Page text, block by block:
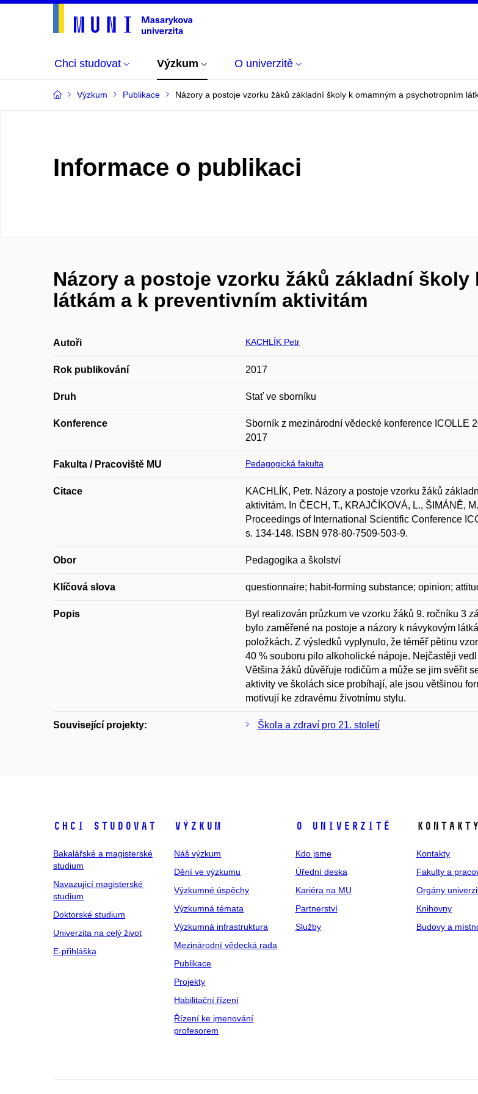
Chci studovat Výzkum O univerzitě
Výzkum Publikace Názory a postoje vzorku žáků základní školy k omamným a psychotropním
Informace o publikaci
Názory a postoje vzorku žáků základní
látkám a k preventivním aktivitám
Autoři KACHLÍK Petr
Rok publikování 2017
Druh Stať ve sborníku
Konference
Sborník z mezinárodní vědecké konference ICOLLE
2017
Fakulta / Pracoviště MU Pedagogická fakulta
Citace
KACHLÍK, Petr. Názory a postoje vzorku žáků
aktivitám. In ČECH, T., KRAJČÍKOVÁ, L., ŠIMÁNĚ,
Proceedings of International Scientific Conference
s. 134-148. ISBN 978-80-7509-503-9.
Obor Pedagogika a školství
Klíčová slova questionnaire; habit-forming substance; opinion;
Popis
Byl realizován průzkum ve vzorku žáků 9. ročníku 3
bylo zaměřené na postoje a názory k návykovým
položkách. Z výsledků vyplynulo, že téměř pětinu
40 % souboru pilo alkoholické nápoje. Nejčastěji
Většina žáků důvěřuje rodičům a může se jim svěřit
aktivity ve školách sice probíhají, ale jsou většinou
motivují ke zdravému životnímu stylu.
Související projekty: Škola a zdraví pro 21. století
Chci studovat
Bakalářské a magisterské
studium
Navazující magisterské
studium
Doktorské studium
Univerzita na celý život
E-přihláška
Výzkum
Náš výzkum
Dění ve výzkumu
Výzkumné úspěchy
Výzkumná témata
Výzkumná infrastruktura
Mezinárodní vědecká rada
Publikace
Projekty
Habilitační řízení
Řízení ke jmenování
profesorem
O univerzitě
Kdo jsme
Úřední deska
Kariéra na MU
Partnerství
Služby
Kontakty
Kontakty
Fakulty a
Orgány
Knihovny
Budovy a